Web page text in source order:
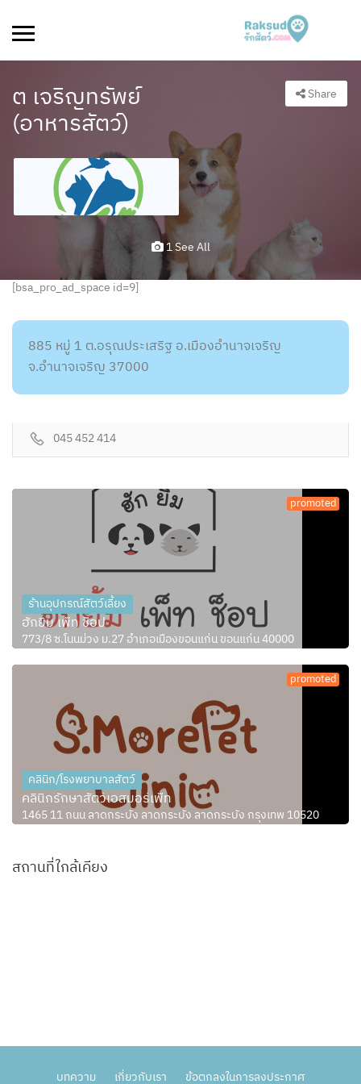
ต เจริญทรัพย์
(อาหารสัตว์)
Share
1 See All
[bsa_pro_ad_space id=9]
885 หมู่ 1 ต.อรุณประเสริฐ อ.เมืองอำนาจเจริญ
จ.อำนาจเจริญ 37000
045 452 414
promoted
ร้านอุปกรณ์สัตว์เลี้ยง
ฮักยิ้ม เพ็ท ช็อป
773/8 ซ.โนนม่วง ม.27 อำเภอเมืองขอนแก่น ขอนแก่น 40000
promoted
คลินิก/โรงพยาบาลสัตว์
คลินิกรักษาสัตว์เอสมอร์เพ็ท
1465 11 ถนน ลาดกระบัง ลาดกระบัง ลาดกระบัง กรุงเทพ 10520
สถานที่ใกล้เคียง
บทความ เกี่ยวกับเรา ข้อตกลงในการลงประกาศ